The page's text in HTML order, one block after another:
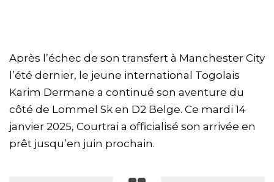
Après l’échec de son transfert à Manchester City
l’été dernier, le jeune international Togolais
Karim Dermane a continué son aventure du
côté de Lommel Sk en D2 Belge. Ce mardi 14
janvier 2025, Courtrai a officialisé son arrivée en
prêt jusqu’en juin prochain.